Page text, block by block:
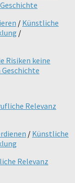
/ Künstliche
/
Risiken keine
/ Künstliche
Relevanz